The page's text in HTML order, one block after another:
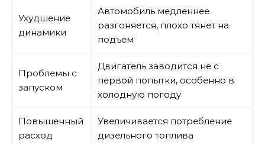
Ухудшение
динамики
Автомобиль медленнее
разгоняется, плохо тянет на
подъем
Проблемы с
запуском
Двигатель заводится не с
первой попытки, особенно в
холодную погоду
Повышенный
расход
Увеличивается потребление
дизельного топлива